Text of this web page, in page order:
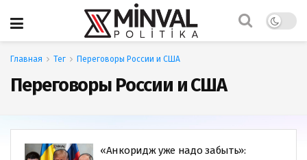
Главная Тег Переговоры России и США
Переговоры России и США
«Анкоридж уже надо забыть»: